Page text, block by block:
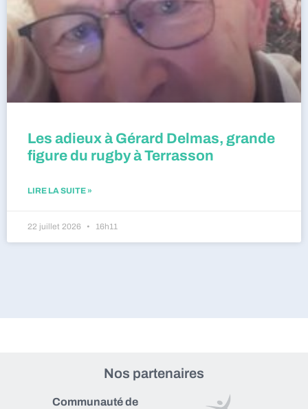
Les adieux à Gérard Delmas, grande
figure du rugby à Terrasson
LIRE LA SUITE »
22 juillet 2026 16h11
Nos partenaires
Communauté de